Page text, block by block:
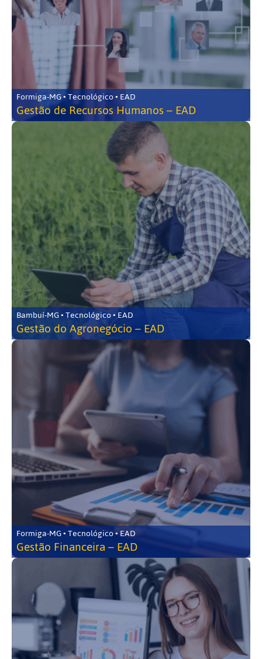
Formiga-MG • Tecnológico • EAD
Gestão de Recursos Humanos – EAD
Bambuí-MG • Tecnológico • EAD
Gestão do Agronegócio – EAD
Formiga-MG • Tecnológico • EAD
Gestão Financeira – EAD